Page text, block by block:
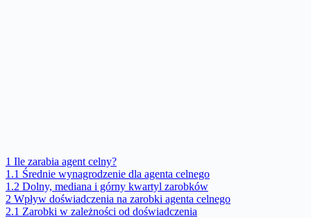
1 Ile zarabia agent celny?
1.1 Średnie wynagrodzenie dla agenta celnego
1.2 Dolny, mediana i górny kwartyl zarobków
2 Wpływ doświadczenia na zarobki agenta celnego
2.1 Zarobki w zależności od doświadczenia